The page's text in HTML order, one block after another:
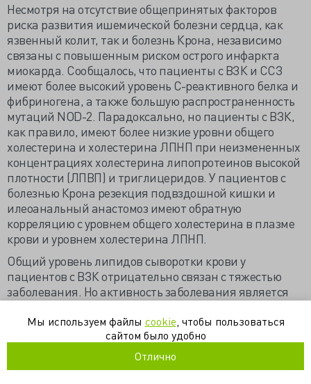
Несмотря на отсутствие общепринятых факторов
риска развития ишемической болезни сердца, как
язвенный колит, так и болезнь Крона, независимо
связаны с повышенным риском острого инфаркта
миокарда. Сообщалось, что пациенты с ВЗК и ССЗ
имеют более высокий уровень С-реактивного белка и
фибриногена, а также большую распространенность
мутаций NOD-2. Парадоксально, но пациенты с ВЗК,
как правило, имеют более низкие уровни общего
холестерина и холестерина ЛПНП при неизмененных
концентрациях холестерина липопротеинов высокой
плотности (ЛПВП) и триглицеридов. У пациентов с
болезнью Крона резекция подвздошной кишки и
илеоанальный анастомоз имеют обратную
корреляцию с уровнем общего холестерина в плазме
крови и уровнем холестерина ЛПНП.
Общий уровень липидов сыворотки крови у
пациентов с ВЗК отрицательно связан с тяжестью
заболевания. Но активность заболевания является
объясняется наличием более проатерогенного
липидного профиля, характеризующегося мелкими
плотными частицами холестерина ЛПНП и
дисфункциональным холестерином ЛПВП при
Мы используем файлы cookie , чтобы пользоваться
сайтом было удобно
Отлично